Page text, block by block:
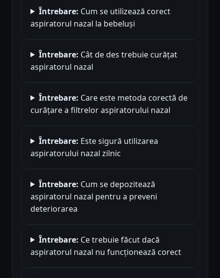
Întrebare: Cum se utilizează corect
aspiratorul nazal la bebeluși
Întrebare: Cât de des trebuie curățat
aspiratorul nazal
Întrebare: Care este metoda corectă de
curățare a filtrelor aspiratorului nazal
Întrebare: Este sigură utilizarea
aspiratorului nazal zilnic
Întrebare: Cum se depozitează
aspiratorul nazal pentru a preveni
deteriorarea
Întrebare: Ce trebuie făcut dacă
aspiratorul nazal nu funcționează corect